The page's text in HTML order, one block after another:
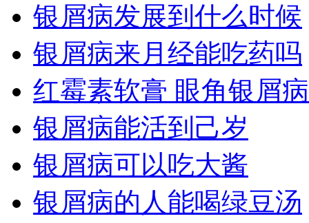
银屑病发展到什么时候
银屑病来月经能吃药吗
红霉素软膏 眼角银屑病
银屑病能活到己岁
银屑病可以吃大酱
银屑病的人能喝绿豆汤